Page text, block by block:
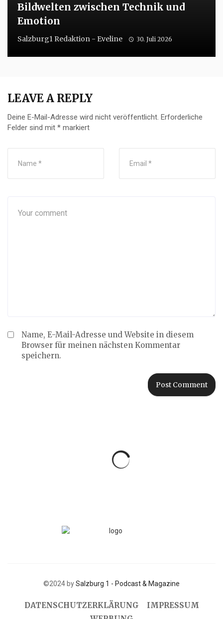
Bildwelten zwischen Technik und
Emotion
Salzburg1 Redaktion - Eveline 30. Juli 2026
LEAVE A REPLY
Deine E-Mail-Adresse wird nicht veröffentlicht. Erforderliche
Felder sind mit * markiert
Name, E-Mail-Adresse und Website in diesem
Browser für meinen nächsten Kommentar
speichern.
©2024 bySalzburg 1 - Podcast & Magazine
DATENSCHUTZERKLÄRUNG
IMPRESSUM